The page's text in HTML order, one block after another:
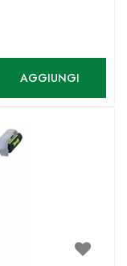
AGGIUNGI